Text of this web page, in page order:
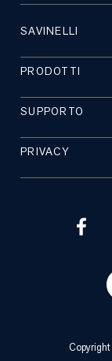
SAVINELLI
PRODOTTI
SUPPORTO
PRIVACY